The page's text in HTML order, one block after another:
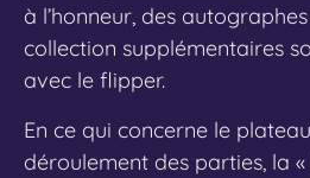
à l’honneur, des
collection supplémentaires
avec le flipper.
En ce qui concerne le
déroulement des parties, la